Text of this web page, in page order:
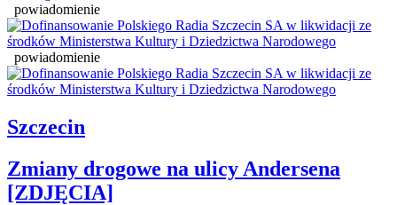
powiadomienie
powiadomienie
Szczecin
Zmiany drogowe na ulicy Andersena
[ZDJĘCIA]